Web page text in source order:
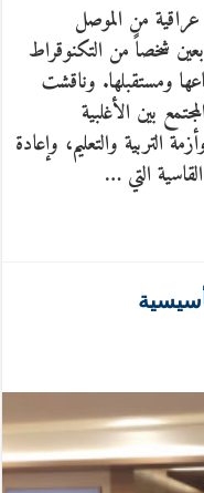
من الموصل
شخصاً من التكنوقراط
ومستقبلها. وناقشت
بين الأغلبية
التربية والتعليم، وإعادة
التي …